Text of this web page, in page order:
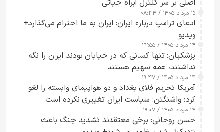
اصلی بر سر کنترل آبراه حیاتی
۱۵ مرداد ۱۴۰۵ / ۰۸:۳۴
ادعای ترامپ درباره ایران: ایران به ما احترام می‌گذارد+
ویدیو
۱۴ مرداد ۱۴۰۵ / ۲۲:۵۵
پزشکیان: تنها کسانی که در خیابان بودند ایران را نگه
نداشتند، همه سهیم هستند
۱۴ مرداد ۱۴۰۵ / ۱۹:۴۷
آمریکا تحریم فلای بغداد و دو هواپیمای وابسته را لغو
کرد؛ واشنگتن: سیاست ایران تغییری نکرده است
۱۴ مرداد ۱۴۰۵ / ۱۹:۰۷
حسن روحانی: برخی معتقدند تشدید جنگ باعث